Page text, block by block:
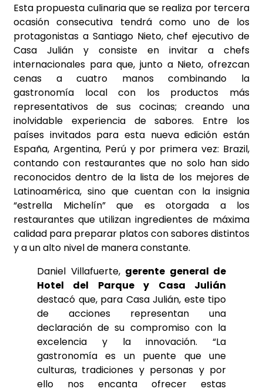
Esta propuesta culinaria que se realiza por tercera
ocasión consecutiva tendrá como uno de los
protagonistas a Santiago Nieto, chef ejecutivo de
Casa Julián y consiste en invitar a chefs
internacionales para que, junto a Nieto, ofrezcan
cenas a cuatro manos combinando la
gastronomía local con los productos más
representativos de sus cocinas; creando una
inolvidable experiencia de sabores. Entre los
países invitados para esta nueva edición están
España, Argentina, Perú y por primera vez: Brazil,
contando con restaurantes que no solo han sido
reconocidos dentro de la lista de los mejores de
Latinoamérica, sino que cuentan con la insignia
“estrella Michelín” que es otorgada a los
restaurantes que utilizan ingredientes de máxima
calidad para preparar platos con sabores distintos
y a un alto nivel de manera constante.
Daniel Villafuerte, gerente general de
Hotel del Parque y Casa Julián
destacó que, para Casa Julián, este tipo
de acciones representan una
declaración de su compromiso con la
excelencia y la innovación. “La
gastronomía es un puente que une
culturas, tradiciones y personas y por
ello nos encanta ofrecer estas